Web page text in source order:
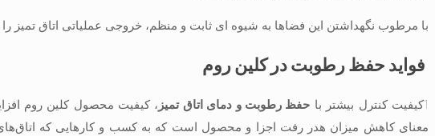
با مرطوب نگهداشتن این فضاها به شیوه ای ثابت و منظم، خروجی عملیاتی اتاق تمیز
فواید حفظ رطوبت در کلین روم
1کیفیت کنترل بیشتر با حفظ رطوبت و دمای اتاق تمیز ، کیفیت محصول کلین روم
معنای کاهش میزان هدر رفت اجزا و محصول است که به کسب و کارهایی که